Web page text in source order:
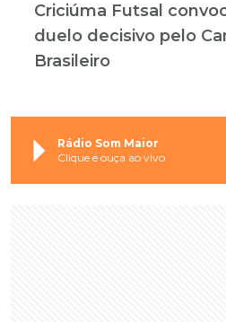
Criciúma Futsal
duelo decisivo pelo
Brasileiro
Rádio Som Maior
Clique e ouça ao vivo